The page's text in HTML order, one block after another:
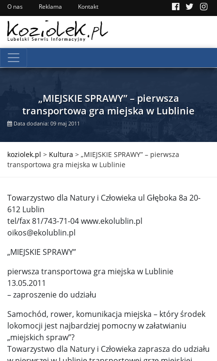
O nas Reklama Kontakt
„MIEJSKIE SPRAWY” – pierwsza
transportowa gra miejska w Lublinie
Data dodania: 09 maj 2011
koziolek.pl > Kultura > „MIEJSKIE SPRAWY” – pierwsza
transportowa gra miejska w Lublinie
Towarzystwo dla Natury i Człowieka ul Głęboka 8a 20-
612 Lublin
tel/fax 81/743-71-04 www.ekolublin.pl
oikos@ekolublin.pl
„MIEJSKIE SPRAWY”
pierwsza transportowa gra miejska w Lublinie
13.05.2011
– zaproszenie do udziału
Samochód, rower, komunikacja miejska – który środek
lokomocji jest najbardziej pomocny w załatwianiu
„miejskich spraw”?
Towarzystwo dla Natury i Człowieka zaprasza do udziału